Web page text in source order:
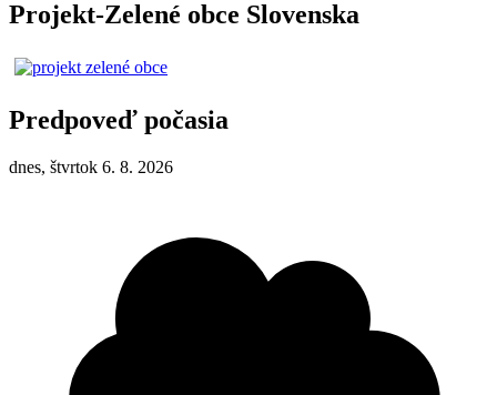
Projekt-Zelené obce Slovenska
Predpoveď počasia
dnes, štvrtok 6. 8. 2026